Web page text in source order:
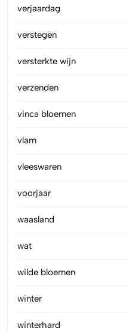
verjaardag
verstegen
versterkte wijn
verzenden
vinca bloemen
vlam
vleeswaren
voorjaar
waasland
wat
wilde bloemen
winter
winterhard